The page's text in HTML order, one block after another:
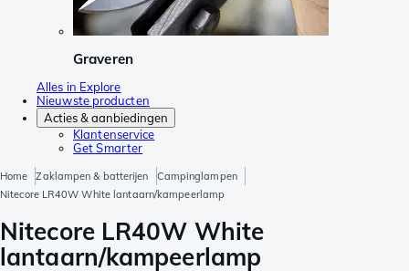
Graveren
Alles in Explore
Nieuwste producten
Acties & aanbiedingen
Klantenservice
Get Smarter
Home Zaklampen & batterijen
Campinglampen
Nitecore LR40W White lantaarn/kampeerlamp
Nitecore LR40W White
lantaarn/kampeerlamp